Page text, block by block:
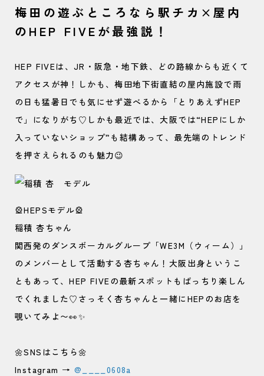
4
【FASHION】お出かけの相棒はcrocsで
GETしよ👟
り”チャレンジ🎯
梅田の遊ぶところなら駅チカ×屋内
のHEP FIVEが最強説！
HEP FIVEは、JR・阪急・地下鉄、どの路線からも近くて
アクセスが神！しかも、梅田地下街直結の屋内施設で雨
の日も猛暑日でも気にせず遊べるから「とりあえずHEP
で」になりがち♡しかも最近では、大阪では“HEPにしか
入っていないショップ”も結構あって、最先端のトレンド
を押さえられるのも魅力😉
🎡HEPSモデル🎡
稲積 杏ちゃん
関西発のダンスボーカルグループ「WE3M（ウィーム）」
のメンバーとして活動する杏ちゃん！大阪出身というこ
ともあって、HEP FIVEの最新スポットもばっちり楽しん
でくれました♡さっそく杏ちゃんと一緒にHEPのお店を
覗いてみよ〜👀✨
🌼SNSはこちら🌼
Instagram → @____0608a